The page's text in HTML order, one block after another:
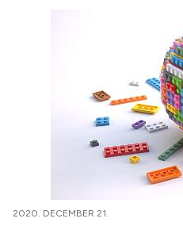
2020. DECEMBER 21.